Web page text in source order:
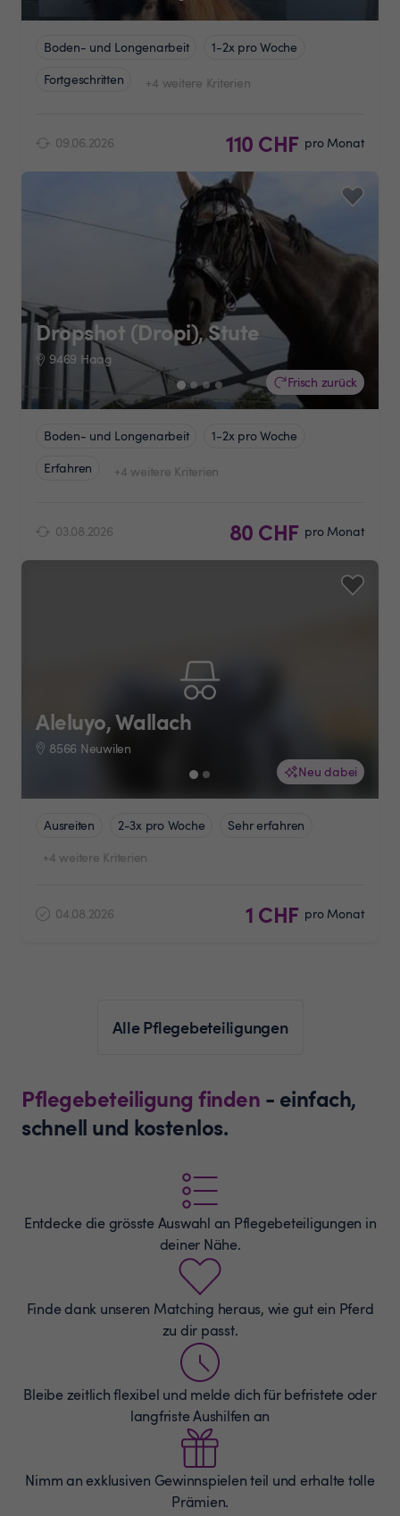
Boden- und Longenarbeit
1-2x pro Woche
Fortgeschritten
+4 weitere Kriterien
09.06.2026 110 CHF pro Monat
Frisch zurück
Dropshot (Dropi), Stute
9469 Haag
Boden- und Longenarbeit
1-2x pro Woche
Erfahren
+4 weitere Kriterien
03.08.2026 80 CHF pro Monat
Neu dabei
Aleluyo, Wallach
8566 Neuwilen
Ausreiten 2-3x pro Woche
Sehr erfahren
+4 weitere Kriterien
04.08.2026 1 CHF pro Monat
Alle Pflegebeteiligungen
Pflegebeteiligung finden - einfach,
schnell und kostenlos.
Entdecke die grösste Auswahl an Pflegebeteiligungen in
deiner Nähe.
Finde dank unseren Matching heraus, wie gut ein Pferd
zu dir passt.
Bleibe zeitlich flexibel und melde dich für befristete oder
langfriste Aushilfen an
Nimm an exklusiven Gewinnspielen teil und erhalte tolle
Prämien.